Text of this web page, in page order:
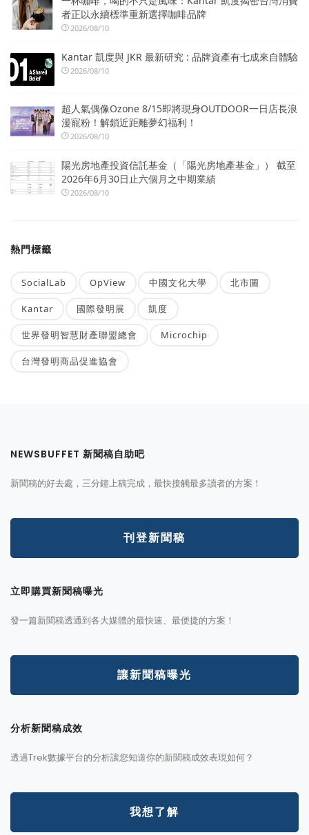
者正以永續標準重新選擇咖啡品牌
2026/08/10
Kantar 凱度與 JKR 最新研究 : 品牌資產有七成來自體驗
2026/08/10
超人氣偶像Ozone 8/15即將現身OUTDOOR一日店長浪
漫寵粉！解鎖近距離夢幻福利！
2026/08/10
陽光房地產投資信託基金（「陽光房地產基金」） 截至
2026年6月30日止六個月之中期業績
2026/08/10
熱門標籤
SocialLab OpView 中國文化大學 北市圖
Kantar 國際發明展 凱度
世界發明智慧財產聯盟總會 Microchip
台灣發明商品促進協會
NEWSBUFFET 新聞稿自助吧
新聞稿的好去處，三分鐘上稿完成，最快接觸最多讀者的方案！
刊登新聞稿
立即購買新聞稿曝光
發一篇新聞稿透通到各大媒體的最快速、最便捷的方案！
讓新聞稿曝光
分析新聞稿成效
透過Trek數據平台的分析讓您知道你的新聞稿成效表現如何？
我想了解